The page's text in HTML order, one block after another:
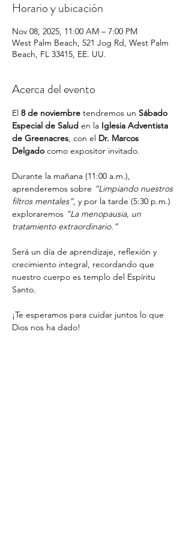
Horario y ubicación
Nov 08, 2025, 11:00 AM – 7:00 PM
West Palm Beach, 521 Jog Rd, West Palm
Beach, FL 33415, EE. UU.
Acerca del evento
El 8 de noviembre tendremos un Sábado
Especial de Salud en la Iglesia Adventista
de Greenacres, con el Dr. Marcos
Delgado como expositor invitado.
Durante la mañana (11:00 a.m.),
aprenderemos sobre “Limpiando nuestros
filtros mentales”, y por la tarde (5:30 p.m.)
exploraremos “La menopausia, un
tratamiento extraordinario.”
Será un día de aprendizaje, reflexión y
crecimiento integral, recordando que
nuestro cuerpo es templo del Espíritu
Santo.
¡Te esperamos para cuidar juntos lo que
Dios nos ha dado!